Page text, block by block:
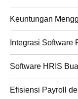
Keuntungan
Integrasi Software
Software HRIS
Efisiensi Payroll